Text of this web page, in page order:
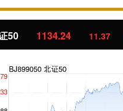
业板指 3563.12 47.56